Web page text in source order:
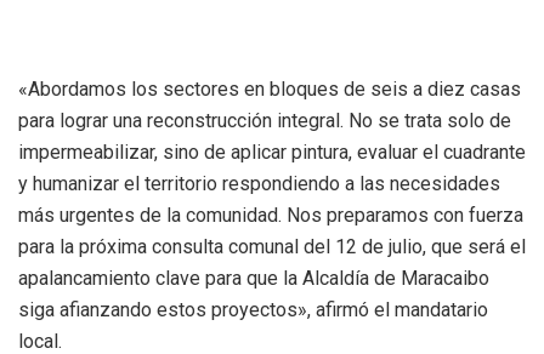
«Abordamos los sectores en bloques de seis a diez casas
para lograr una reconstrucción integral. No se trata solo de
impermeabilizar, sino de aplicar pintura, evaluar el cuadrante
y humanizar el territorio respondiendo a las necesidades
más urgentes de la comunidad. Nos preparamos con fuerza
para la próxima consulta comunal del 12 de julio, que será el
apalancamiento clave para que la Alcaldía de Maracaibo
siga afianzando estos proyectos», afirmó el mandatario
local.